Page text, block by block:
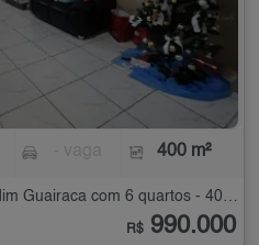
400 m²
Casa Térrea à Venda no Jardim Guairaca com 6 quartos - 400 m²
R$ 990.000